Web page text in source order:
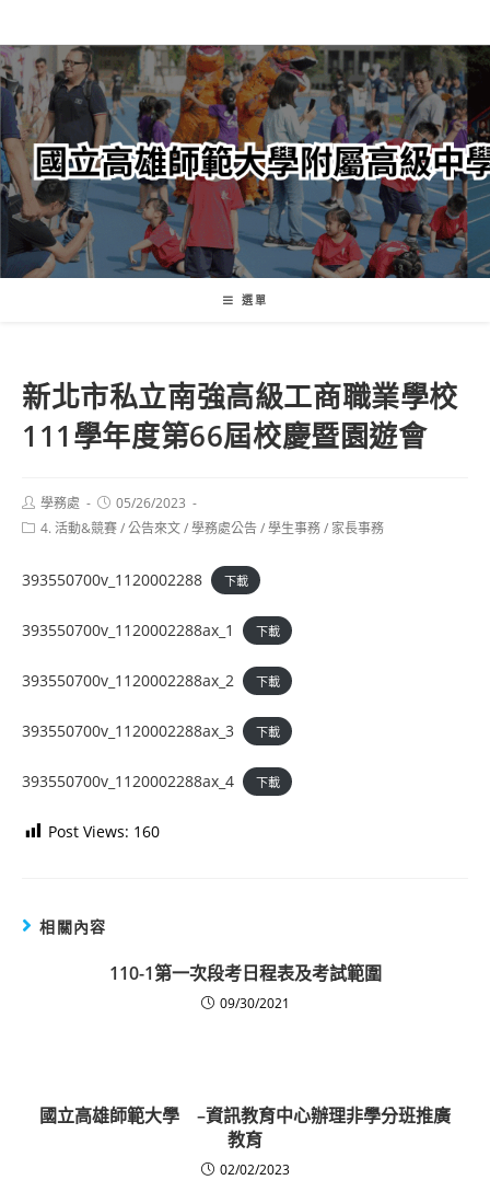
轉
至
主
內
容
選單
新北市私立南強高級工商職業學校
111學年度第66屆校慶暨園遊會
Post
author:
學務處
Post
published:
05/26/2023
Post4. 活動&競賽/公告來文/學務處公告/學生事務/ 家長事務
393550700v_1120002288 下載
393550700v_1120002288ax_1 下載
393550700v_1120002288ax_2 下載
393550700v_1120002288ax_3 下載
393550700v_1120002288ax_4 下載
Post Views: 160
相關內容
110-1第一次段考日程表及考試範圍
09/30/2021
國立高雄師範大學 –資訊教育中心辦理非學分班推廣
教育
02/02/2023